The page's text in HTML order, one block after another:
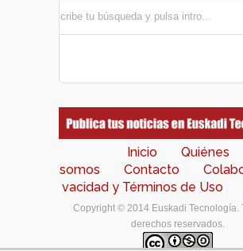
Inicio
Quiénes
somos
Contacto
vacidad y Términos de Uso
Copyright © 2014 Euskadi Tecnología.
derechos reservados.